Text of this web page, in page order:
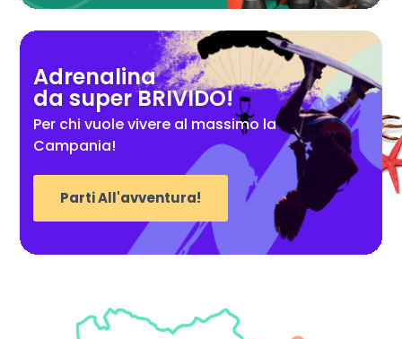
Adrenalina
da super BRIVIDO!
Per chi vuole vivere al massimo la
Campania!
Parti All'avventura!